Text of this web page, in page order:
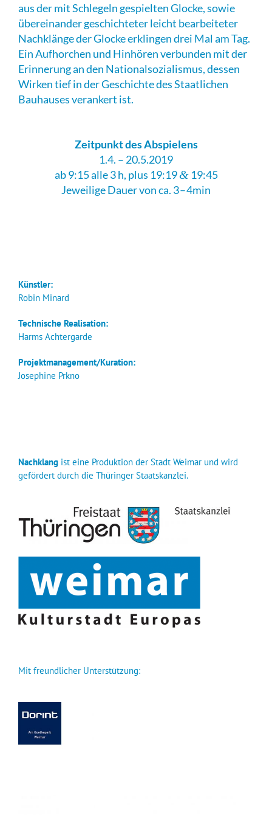
aus der mit Schlegeln gespielten Glocke, sowie
übereinander geschichteter leicht bearbeiteter
Nachklänge der Glocke erklingen drei Mal am Tag.
Ein Aufhorchen und Hinhören verbunden mit der
Erinnerung an den Nationalsozialismus, dessen
Wirken tief in der Geschichte des Staatlichen
Bauhauses verankert ist.
Zeitpunkt des Abspielens
1.4. – 20.5.2019
ab 9:15 alle 3 h, plus 19:19&19:45
Jeweilige Dauer von ca. 3 – 4min
Künst­ler:
Robin Minard
Tech­ni­sche Realisation:
Harms Achtergarde
Projektmanagement/Kuration:
Jose­phi­ne Prkno
Nach­klang ist eine Pro­duk­ti­on der Stadt Wei­mar und wird
geför­dert durch die Thü­rin­ger Staatskanzlei.
Mit freund­li­cher Unterstützung: